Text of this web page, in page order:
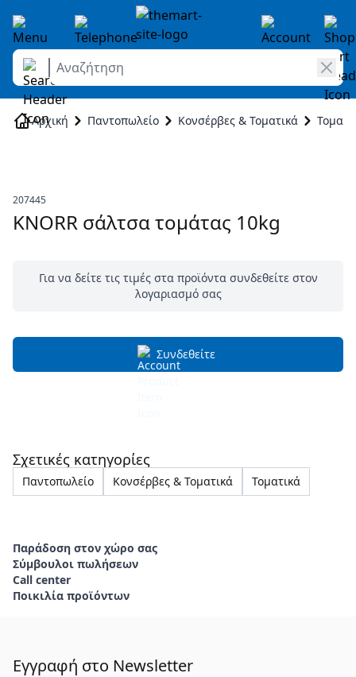
Skip to Content
Αναζήτηση
Αρχική Παντοπωλείο Κονσέρβες & Τοματικά
207445
KNORR σάλτσα τομάτας 10kg
Για να δείτε τις τιμές στα προϊόντα συνδεθείτε στον
λογαριασμό σας
Συνδεθείτε
Σχετικές κατηγορίες
Παντοπωλείο Κονσέρβες & Τοματικά Τοματικά
Παράδοση στον χώρο σας
Σύμβουλοι πωλήσεων
Call center
Ποικιλία προϊόντων
Εγγραφή στο Newsletter